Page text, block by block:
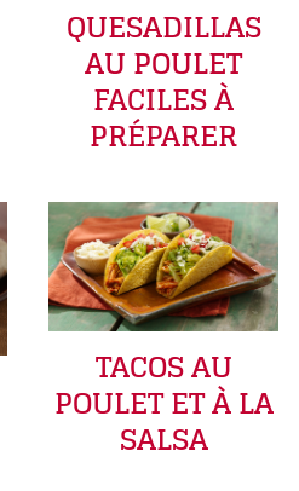
QUESADILLAS
AU POULET
FACILES À
PRÉPARER
TACOS AU
POULET ET À LA
SALSA